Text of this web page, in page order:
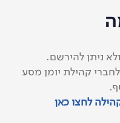
ניתן להירשם.
קהילת יומן מסע
לחצו כאן